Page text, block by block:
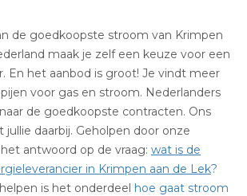
de goedkoopste stroom van Krimpen
maak je zelf een keuze voor een
En het aanbod is groot! Je vindt meer
voor gas en stroom. Nederlanders
de goedkoopste contracten. Ons
daarbij. Geholpen door onze
antwoord op de vraag: wat is de
in Krimpen aan de Lek?
is het onderdeel hoe gaat stroom